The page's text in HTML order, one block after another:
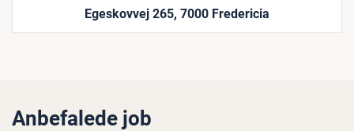
Egeskovvej 265, 7000 Fredericia
Anbefalede job